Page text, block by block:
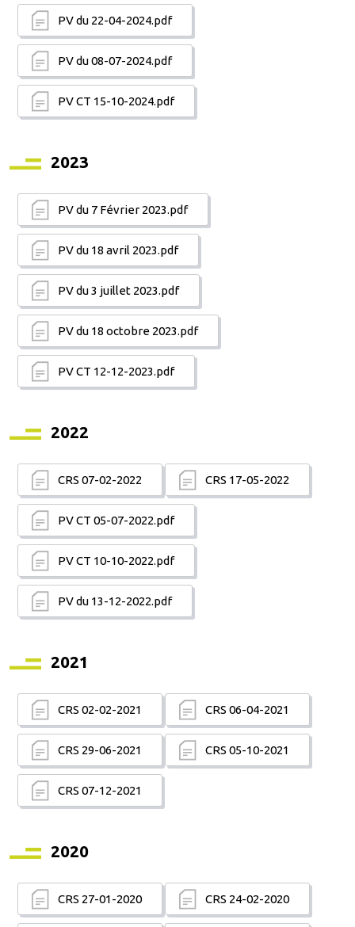
PV du 22-04-2024.pdf
PV du 08-07-2024.pdf
PV CT 15-10-2024.pdf
2023
PV du 7 Février 2023.pdf
PV du 18 avril 2023.pdf
PV du 3 juillet 2023.pdf
PV du 18 octobre 2023.pdf
PV CT 12-12-2023.pdf
2022
CRS 07-02-2022 CRS 17-05-2022
PV CT 05-07-2022.pdf
PV CT 10-10-2022.pdf
PV du 13-12-2022.pdf
2021
CRS 02-02-2021 CRS 06-04-2021
CRS 29-06-2021 CRS 05-10-2021
CRS 07-12-2021
2020
CRS 27-01-2020 CRS 24-02-2020